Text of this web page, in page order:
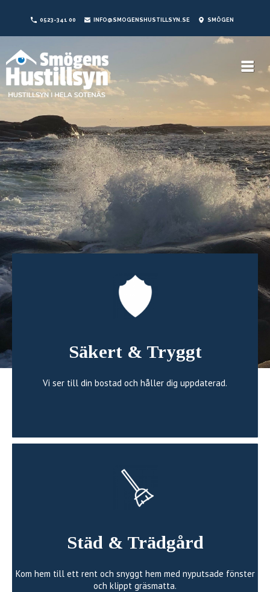
0523-341 00 INFO@SMOGENSHUSTILLSYN.SE SMÖGEN
Säkert & Tryggt
Vi ser till din bostad och håller dig uppdaterad.
Städ & Trädgård
Kom hem till ett rent och snyggt hem med nyputsade fönster
och klippt gräsmatta.